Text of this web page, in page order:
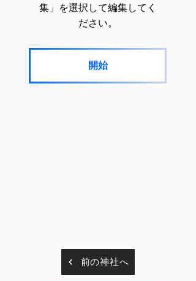
集」を選択して編集してく
ださい。
開始
前の神社へ